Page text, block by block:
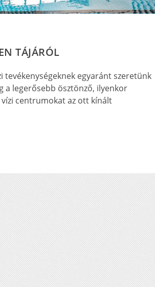
TÁJÁRÓL
tevékenységeknek egyaránt szeretünk
a legerősebb ösztönző, ilyenkor
centrumokat az ott kínált